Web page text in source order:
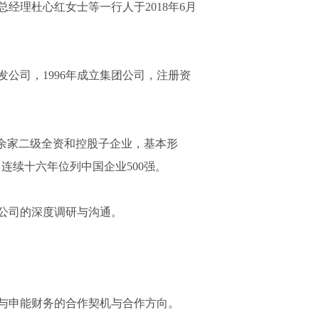
理杜心红女士等一行人于2018年6月
司，1996年成立集团公司，注册资
二级全资和控股子企业，基本形
续十六年位列中国企业500强。
的深度调研与沟通。
能财务的合作契机与合作方向。